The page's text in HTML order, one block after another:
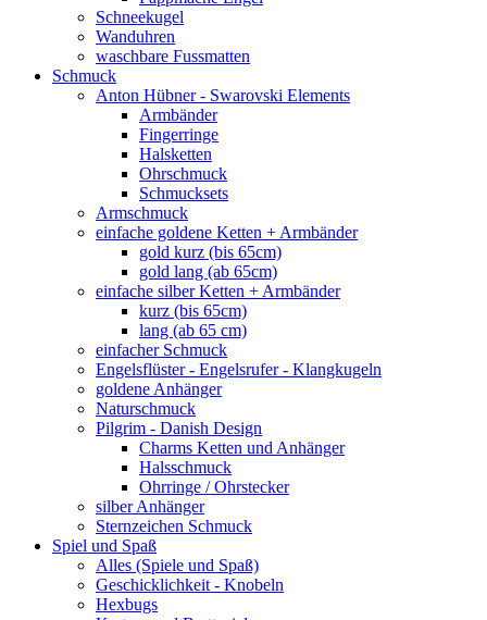
Schneekugel
Wanduhren
waschbare Fussmatten
Schmuck
Anton Hübner - Swarovski Elements
Armbänder
Fingerringe
Halsketten
Ohrschmuck
Schmucksets
Armschmuck
einfache goldene Ketten + Armbänder
gold kurz (bis 65cm)
gold lang (ab 65cm)
einfache silber Ketten + Armbänder
kurz (bis 65cm)
lang (ab 65 cm)
einfacher Schmuck
Engelsflüster - Engelsrufer - Klangkugeln
goldene Anhänger
Naturschmuck
Pilgrim - Danish Design
Charms Ketten und Anhänger
Halsschmuck
Ohrringe / Ohrstecker
silber Anhänger
Sternzeichen Schmuck
Spiel und Spaß
Alles (Spiele und Spaß)
Geschicklichkeit - Knobeln
Hexbugs